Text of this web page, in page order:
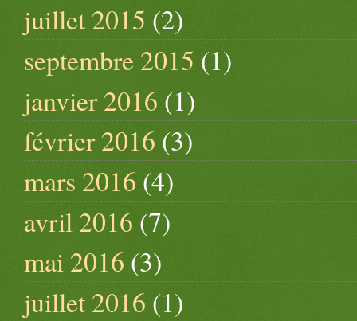
juillet 2015 (2)
septembre 2015 (1)
janvier 2016 (1)
février 2016 (3)
mars 2016 (4)
avril 2016 (7)
mai 2016 (3)
juillet 2016 (1)